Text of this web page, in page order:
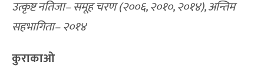
उत्कृष्ट नतिजा– समूह चरण (२००६, २०१०, २०१४), अन्तिम
सहभागिता– २०१४
कुराकाओ